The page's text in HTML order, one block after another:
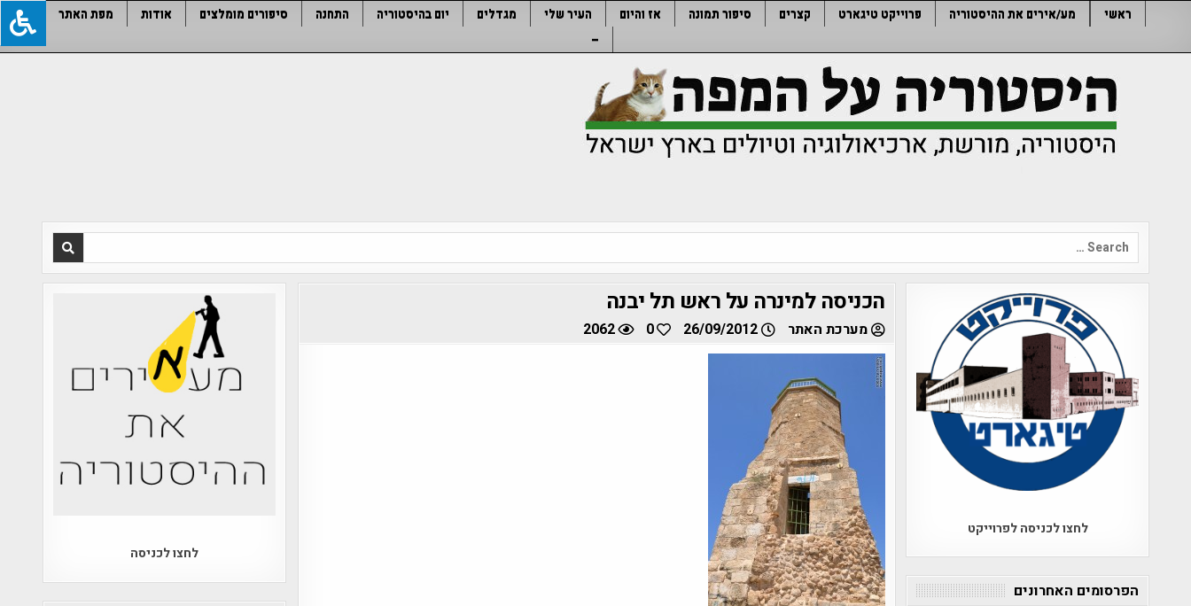
ראשי מע/אירים את ההיסטוריה פרוייקט טיגארט קצרים סיפור תמונה אז והיום העיר שלי מגדלים יום בהיסטוריה התחנה סיפורים מומלצים אודות
מפת האתר
–
Search
for:
הכניסה למינרה על ראש תל יבנה
מערכת האתר 26/09/2012
0
2062
לחצו לכניסה לפרוייקט
הפרסומים האחרונים
לחצו לכניסה